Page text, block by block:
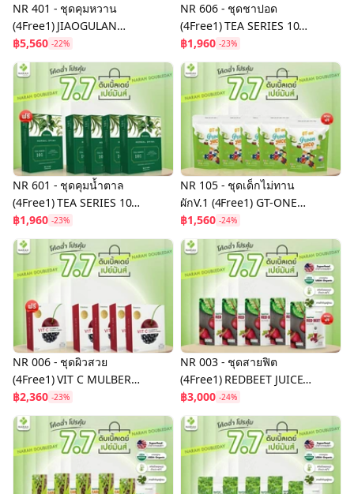
NR 401 - ชุดคุมหวาน
(4Free1) JIAOGULAN
CAPSULE ราคา 5,560 บาท
พร้อมของแถม
฿5,560 -22%
NR 606 - ชุดชาปอด
(4Free1) TEA SERIES 106
ราคา 1,960 บาท พร้อมของ
แถม
฿1,960 -23%
NR 601 - ชุดคุมน้ำตาล
(4Free1) TEA SERIES 101
ราคา 1,960 บาท พร้อมของ
แถม
฿1,960 -23%
NR 105 - ชุดเด็กไม่ทาน
ผักV.1 (4Free1) GT-ONE
GREEN JUICE ราคา 1,560
บาท พร้อมของแถม
฿1,560 -24%
NR 006 - ชุดผิวสวย
(4Free1) VIT C MULBERRY
& ACEROLA CHERRY
ราคา 2,360 บาท พร้อมของ
แถม
฿2,360 -23%
NR 003 - ชุดสายฟิต
(4Free1) REDBEET JUICE
POWDER ราคา 3,000 บาท
พร้อมของแถม
฿3,000 -24%